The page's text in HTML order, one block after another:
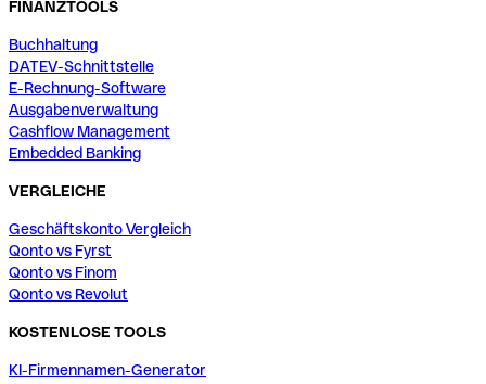
FINANZTOOLS
Buchhaltung
DATEV-Schnittstelle
E-Rechnung-Software
Ausgabenverwaltung
Cashflow Management
Embedded Banking
VERGLEICHE
Geschäftskonto Vergleich
Qonto vs Fyrst
Qonto vs Finom
Qonto vs Revolut
KOSTENLOSE TOOLS
KI-Firmennamen-Generator